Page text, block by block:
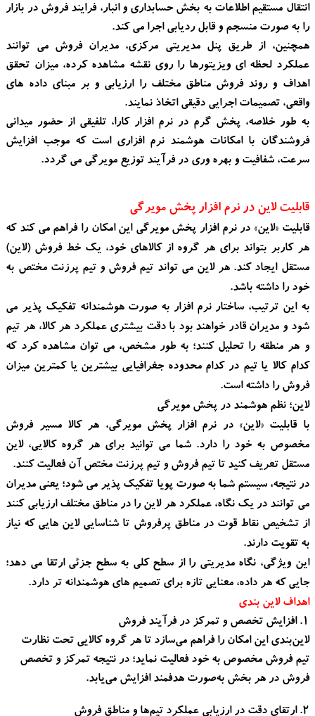
انتقال مستقیم اطلاعات به بخش حسابداری و انبار، فرایند فروش در بازار
را به صورت منسجم و قابل ردیابی اجرا می کند.
همچنین، از طریق پنل مدیریتی مرکزی، مدیران فروش می توانند
عملکرد لحظه ای ویزیتورها را روی نقشه مشاهده کرده، میزان تحقق
اهداف و روند فروش مناطق مختلف را ارزیابی و بر مبنای داده های
واقعی، تصمیمات اجرایی دقیقی اتخاذ نمایند.
به طور خلاصه، پخش گرم در نرم افزار کارا، تلفیقی از حضور میدانی
فروشندگان با امکانات هوشمند نرم افزاری است که موجب افزایش
سرعت، شفافیت و بهره وری در فرآیند توزیع مویرگی می گردد.
قابلیت لاین در نرم افزار پخش مویرگی
قابلیت «لاین» در نرم افزار پخش مویرگی این امکان را فراهم می کند که
هر کاربر بتواند برای هر گروه از کالاهای خود، یک خط فروش (لاین)
مستقل ایجاد کند. هر لاین می تواند تیم فروش و تیم پرزنت مختص به
خود را داشته باشد.
به این ترتیب، ساختار نرم افزار به صورت هوشمندانه تفکیک پذیر می
شود و مدیران قادر خواهند بود با دقت بیشتری عملکرد هر کالا، هر تیم
و هر منطقه را تحلیل کنند؛ به طور مشخص، می توان مشاهده کرد که
کدام کالا یا تیم در کدام محدوده جغرافیایی بیشترین یا کمترین میزان
فروش را داشته است.
لاین؛ نظم هوشمند در پخش مویرگی
با قابلیت «لاین» در نرم افزار پخش مویرگی، هر کالا مسیر فروش
مخصوص به خود را دارد. شما می توانید برای هر گروه کالایی، لاین
مستقل تعریف کنید تا تیم فروش و تیم پرزنت مختص آن فعالیت کنند.
در نتیجه، سیستم شما به صورت پویا تفکیک پذیر می شود؛ یعنی مدیران
می توانند در یک نگاه، عملکرد هر لاین را در مناطق مختلف ارزیابی کنند
از تشخیص نقاط قوت در مناطق پرفروش تا شناسایی لاین هایی که نیاز
به تقویت دارند.
این ویژگی، نگاه مدیریتی را از سطح کلی به سطح جزئی ارتقا می دهد؛
جایی که هر داده، معنایی تازه برای تصمیم های هوشمندانه تر دارد.
اهداف لاین بندی
۱. افزایش تخصص و تمرکز در فرآیند فروش
لاین‌بندی این امکان را فراهم می‌سازد تا هر گروه کالایی تحت نظارت
تیم فروش مخصوص به خود فعالیت نماید؛ در نتیجه تمرکز و تخصص
فروش در هر بخش به‌صورت هدفمند افزایش می‌یابد.
۲. ارتقای دقت در ارزیابی عملکرد تیم‌ها و مناطق فروش